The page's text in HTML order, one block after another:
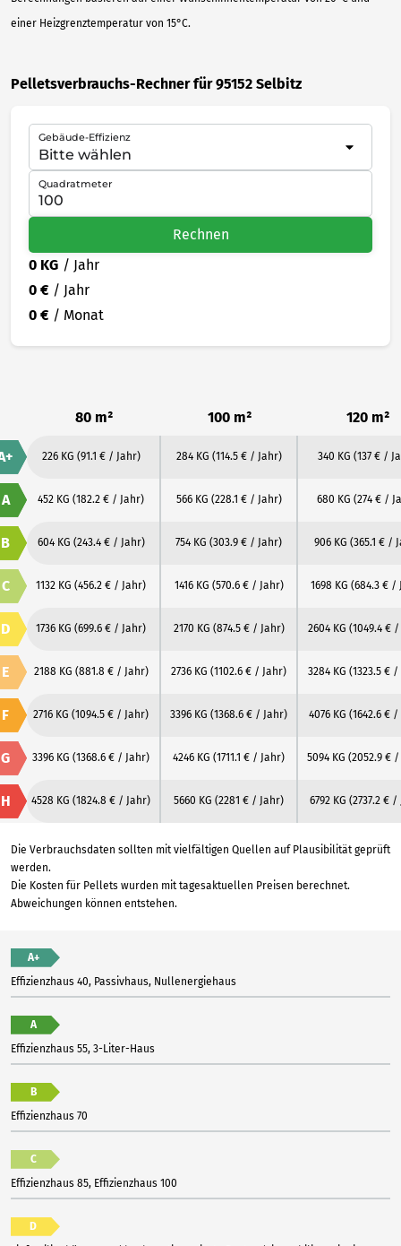
einer Heizgrenztemperatur von 15°C.
Pelletsverbrauchs-Rechner für 95152 Selbitz
Gebäude-Effizienz
Quadratmeter
Rechnen
0 KG / Jahr
0 € / Jahr
0 € / Monat
80 m² 100 m² 120 m²
226 KG (91.1 € / Jahr) 284 KG (114.5 € / Jahr) 340 KG (137 € /
A 452 KG (182.2 € / Jahr) 566 KG (228.1 € / Jahr) 680 KG (274 € /
B 604 KG (243.4 € / Jahr) 754 KG (303.9 € / Jahr) 906 KG (365.1 € /
C 1132 KG (456.2 € / Jahr) 1416 KG (570.6 € / Jahr) 1698 KG (684.3 € /
D 1736 KG (699.6 € / Jahr) 2170 KG (874.5 € / Jahr) 2604 KG (1049.4 €
E 2188 KG (881.8 € / Jahr) 2736 KG (1102.6 € / Jahr) 3284 KG (1323.5 € /
F 2716 KG (1094.5 € / Jahr) 3396 KG (1368.6 € / Jahr) 4076 KG (1642.6 € /
G 3396 KG (1368.6 € / Jahr) 4246 KG (1711.1 € / Jahr) 5094 KG (2052.9 €
H 4528 KG (1824.8 € / Jahr) 5660 KG (2281 € / Jahr) 6792 KG (2737.2 € /
Die Verbrauchsdaten sollten mit vielfältigen Quellen auf Plausibilität geprüft
werden.
Die Kosten für Pellets wurden mit tagesaktuellen Preisen berechnet.
Abweichungen können entstehen.
A+
Effizienzhaus 40, Passivhaus, Nullenergiehaus
A
Effizienzhaus 55, 3-Liter-Haus
B
Effizienzhaus 70
C
Effizienzhaus 85, Effizienzhaus 100
D